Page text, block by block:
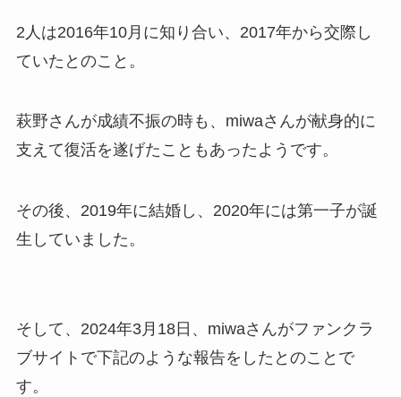
2人は2016年10月に知り合い、2017年から交際し
ていたとのこと。
萩野さんが成績不振の時も、miwaさんが献身的に
支えて復活を遂げたこともあったようです。
その後、2019年に結婚し、2020年には第一子が誕
生していました。
そして、2024年3月18日、miwaさんがファンクラ
ブサイトで下記のような報告をしたとのことで
す。